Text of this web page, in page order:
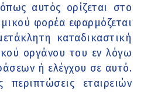
αυτός ορίζεται στο
φορέα εφαρμόζεται
καταδικαστική
οργάνου του εν λόγω
ή ελέγχου σε αυτό.
εταιρειών